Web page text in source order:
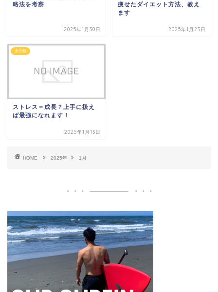
略法を考察
2025年1月30日
痩せたダイエット方法、教え
ます
2025年1月23日
未分類
ストレス＝成長？上手に扱え
ば最強になれます！
2025年1月13日
HOME 2025年 1月